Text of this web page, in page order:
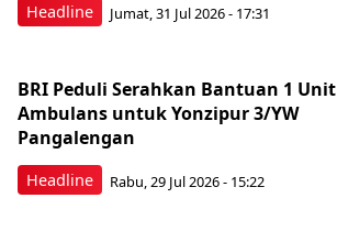
Headline Jumat, 31 Jul 2026 - 17:31
Headline
BRI Peduli Serahkan Bantuan 1 Unit
Ambulans untuk Yonzipur 3/YW
Pangalengan
Rabu, 29 Jul 2026 - 15:22